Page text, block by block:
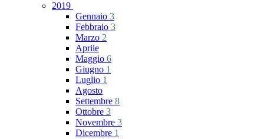
2019
Gennaio 3
Febbraio 3
Marzo 2
Aprile
Maggio 6
Giugno 1
Luglio 1
Agosto
Settembre 8
Ottobre 3
Novembre 3
Dicembre 1